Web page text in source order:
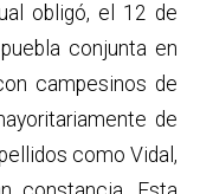
obligó, el 12 de
conjunta en
campesinos de
de
como Vidal,